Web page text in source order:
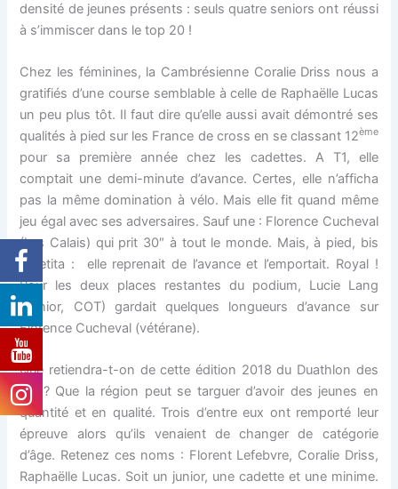
densité de jeunes présents : seuls quatre seniors ont réussi
à s’immiscer dans le top 20 !
Chez les féminines, la Cambrésienne Coralie Driss nous a
gratifiés d’une course semblable à celle de Raphaëlle Lucas
un peu plus tôt. Il faut dire qu’elle aussi avait démontré ses
qualités à pied sur les France de cross en se classant 12ème
pour sa première année chez les cadettes. A T1, elle
comptait une demi-minute d’avance. Certes, elle n’afficha
pas la même domination à vélo. Mais elle fit quand même
jeu égal avec ses adversaires. Sauf une : Florence Cucheval
(Lys Calais) qui prit 30″ à tout le monde. Mais, à pied, bis
repetita : elle reprenait de l’avance et l’emportait. Royal !
Pour les deux places restantes du podium, Lucie Lang
(senior, COT) gardait quelques longueurs d’avance sur
Florence Cucheval (vétérane).
Que retiendra-t-on de cette édition 2018 du Duathlon des
3H ? Que la région peut se targuer d’avoir des jeunes en
quantité et en qualité. Trois d’entre eux ont remporté leur
épreuve alors qu’ils venaient de changer de catégorie
d’âge. Retenez ces noms : Florent Lefebvre, Coralie Driss,
Raphaëlle Lucas. Soit un junior, une cadette et une minime.